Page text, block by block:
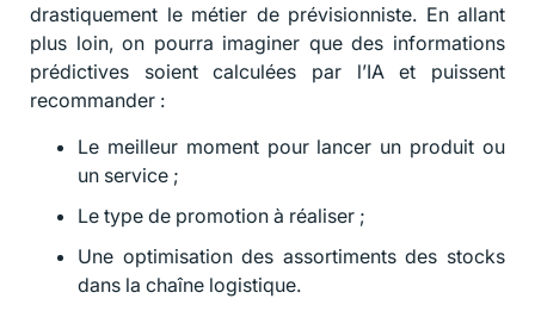
drastiquement le métier de prévisionniste. En allant
plus loin, on pourra imaginer que des informations
prédictives soient calculées par l’IA et puissent
recommander :
Le meilleur moment pour lancer un produit ou
un service ;
Le type de promotion à réaliser ;
Une optimisation des assortiments des stocks
dans la chaîne logistique.